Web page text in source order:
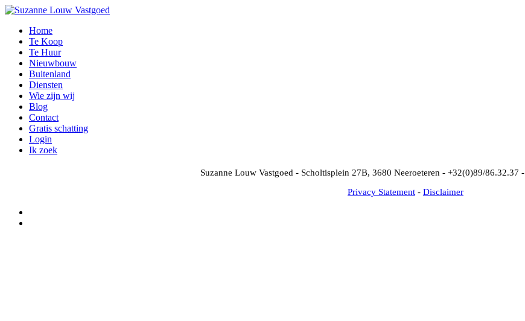
Home
Te Koop
Te Huur
Nieuwbouw
Buitenland
Diensten
Wie zijn wij
Blog
Contact
Gratis schatting
Login
Ik zoek
Suzanne Louw Vastgoed - Scholtisplein 27B, 3680 Neeroeteren - +32(0)89/86.32.37 -
Privacy Statement - Disclaimer